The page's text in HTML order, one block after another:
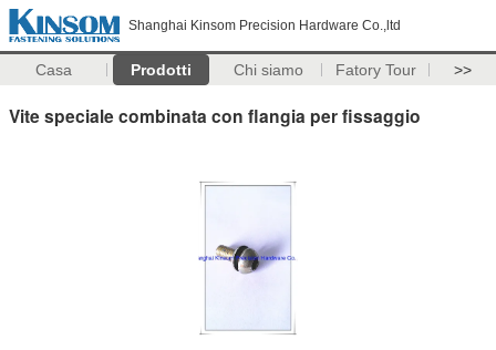
Shanghai Kinsom Precision Hardware Co.,ltd
Casa Prodotti Chi siamo Fatory Tour >>
Vite speciale combinata con flangia per fissaggio